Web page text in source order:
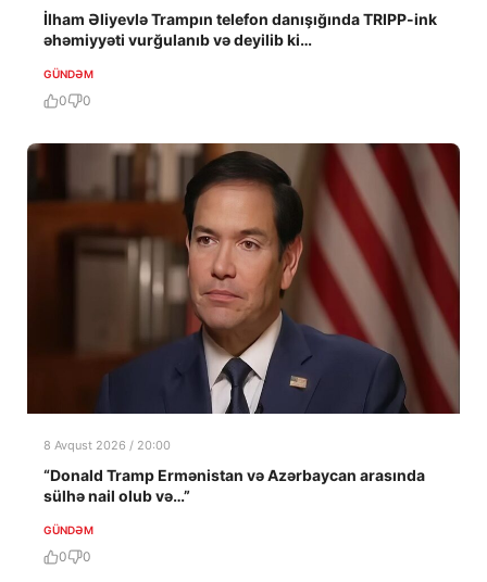
İlham Əliyevlə Trampın telefon danışığında TRIPP-ink
əhəmiyyəti vurğulanıb və deyilib ki…
GÜNDƏM
0 0
8 Avqust 2026 / 20:00
“Donald Tramp Ermənistan və Azərbaycan arasında
sülhə nail olub və…”
GÜNDƏM
0 0